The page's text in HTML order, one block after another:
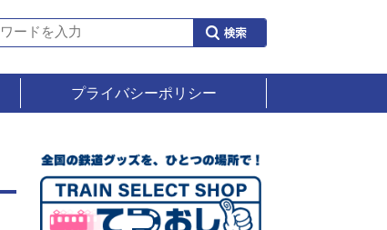
プライバシーポリシー